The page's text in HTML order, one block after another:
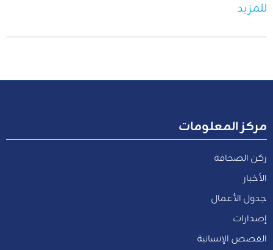
للمزيد
مركز المعلومات
ركن الصحافة
الأخبار
جدول الأعمال
إصدارات
القصص الإنسانية